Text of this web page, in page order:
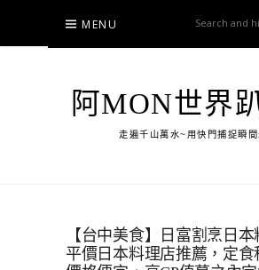
content
MENU
阿MON世界
走遍千山萬水~用快門捕捉瞬間
【台中美食】日富割烹日
平價日本料理店推薦，定食